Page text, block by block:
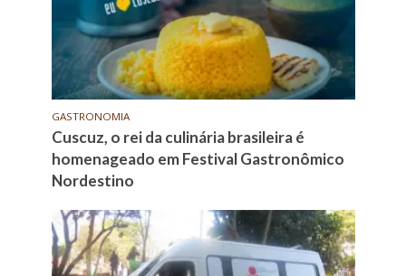
GASTRONOMIA
Cuscuz, o rei da culinária brasileira é
homenageado em Festival Gastronômico
Nordestino